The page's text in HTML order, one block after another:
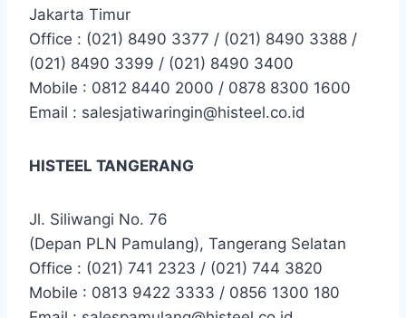
Jakarta Timur
Office : (021) 8490 3377 / (021) 8490 3388 /
(021) 8490 3399 / (021) 8490 3400
Mobile : 0812 8440 2000 / 0878 8300 1600
Email : salesjatiwaringin@histeel.co.id
HISTEEL TANGERANG
Jl. Siliwangi No. 76
(Depan PLN Pamulang), Tangerang Selatan
Office : (021) 741 2323 / (021) 744 3820
Mobile : 0813 9422 3333 / 0856 1300 180